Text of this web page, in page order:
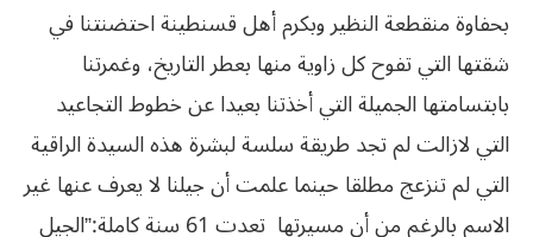
بحفاوة منقطعة النظير وبكرم أهل قسنطينة احتضنتنا في
شقتها التي تفوح كل زاوية منها بعطر التاريخ، وغمرتنا
بابتسامتها الجميلة التي أخذتنا بعيدا عن خطوط التجاعيد
التي لازالت لم تجد طريقة سلسة لبشرة هذه السيدة الراقية
التي لم تنزعج مطلقا حينما علمت أن جيلنا لا يعرف عنها غير
الاسم بالرغم من أن مسيرتها تعدت 61 سنة كاملة:”الجيل